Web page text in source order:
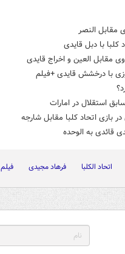
مقابل النصر
کلبا با دبل قایدی
مقابل العین و اخراج قایدی
با درخشش قایدی +فیلم
استقلال در امارات
بازی اتحاد کلبا مقابل شارجه
قائدی به الوحده
اتحاد الکلبا فرهاد مجیدی